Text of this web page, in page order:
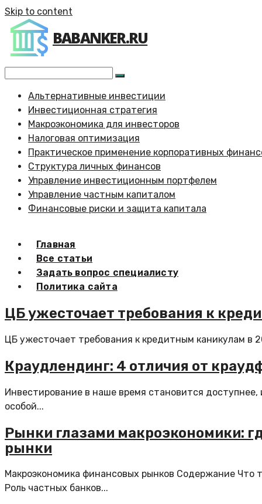
Skip to content
BABANKER.RU
Альтернативные инвестиции
Инвестиционная стратегия
Макроэкономика для инвесторов
Налоговая оптимизация
Практическое применение корпоративных
Структура личных финансов
Управление инвестиционным портфелем
Управление частным капиталом
Финансовые риски и защита капитала
Главная
Все статьи
Задать вопрос специалисту
Политика сайта
ЦБ ужесточает требования к
ЦБ ужесточает требования к кредитным каникулам в
Краудлендинг: 4 отличия от
Инвестирование в наше время становится
особой...
Рынки глазами макроэкономики:
рынки
Макроэкономика финансовых рынков Содержание Что
Роль частных банков...